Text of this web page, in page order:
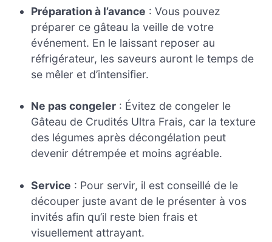
Préparation à l’avance : Vous pouvez
préparer ce gâteau la veille de votre
événement. En le laissant reposer au
réfrigérateur, les saveurs auront le temps de
se mêler et d’intensifier.
Ne pas congeler : Évitez de congeler le
Gâteau de Crudités Ultra Frais, car la texture
des légumes après décongélation peut
devenir détrempée et moins agréable.
Service : Pour servir, il est conseillé de le
découper juste avant de le présenter à vos
invités afin qu’il reste bien frais et
visuellement attrayant.